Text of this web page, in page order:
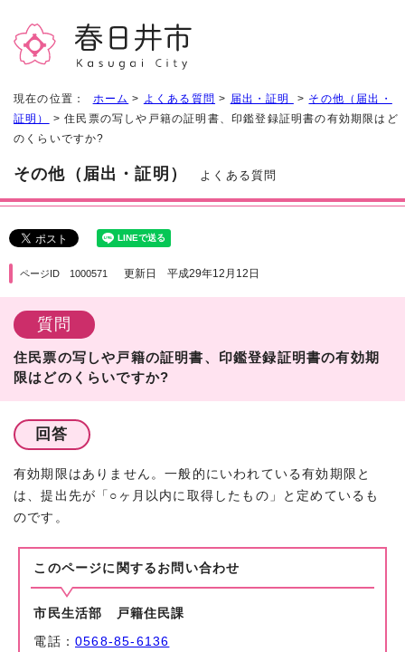
現在の位置： ホーム > よくある質問 > 届出・証明 > その他（届出・
証明）
> 住民票の写しや戸籍の証明書、印鑑登録証明書の有効期限はど
のくらいですか?
その他（届出・証明） よくある質問
ページID 1000571 更新日 平成29年12月12日
質問
住民票の写しや戸籍の証明書、印鑑登録証明書の有効期
限はどのくらいですか?
回答
有効期限はありません。一般的にいわれている有効期限と
は、提出先が「○ヶ月以内に取得したもの」と定めているも
のです。
このページに関する お問い合わせ
市民生活部 戸籍住民課
電話：0568-85-6136